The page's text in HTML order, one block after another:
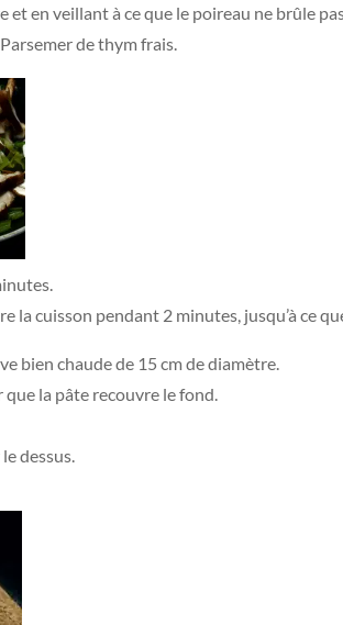
en veillant à ce que le poireau ne brûle pas
de thym frais.
cuisson pendant 2 minutes, jusqu’à ce
bien chaude de 15 cm de diamètre.
la pâte recouvre le fond.
dessus.